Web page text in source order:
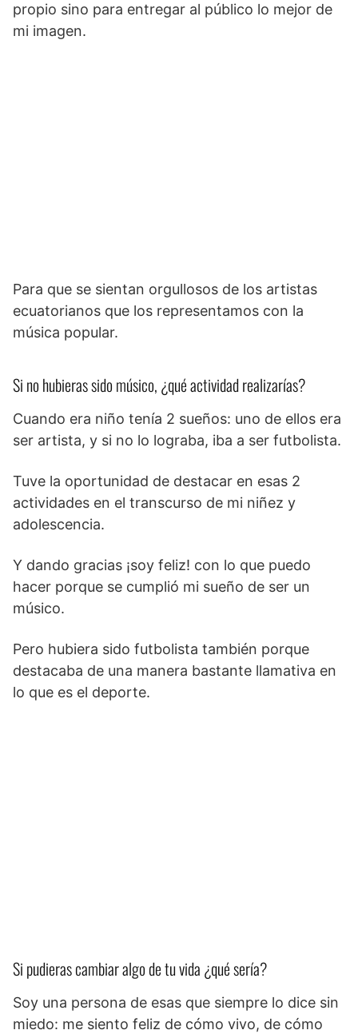
propio sino para entregar al público lo mejor de
mi imagen.
Para que se sientan orgullosos de los artistas
ecuatorianos que los representamos con la
música popular.
Si no hubieras sido músico, ¿qué actividad realizarías?
Cuando era niño tenía 2 sueños: uno de ellos era
ser artista, y si no lo lograba, iba a ser futbolista.
Tuve la oportunidad de destacar en esas 2
actividades en el transcurso de mi niñez y
adolescencia.
Y dando gracias ¡soy feliz! con lo que puedo
hacer porque se cumplió mi sueño de ser un
músico.
Pero hubiera sido futbolista también porque
destacaba de una manera bastante llamativa en
lo que es el deporte.
Si pudieras cambiar algo de tu vida ¿qué sería?
Soy una persona de esas que siempre lo dice sin
miedo: me siento feliz de cómo vivo, de cómo